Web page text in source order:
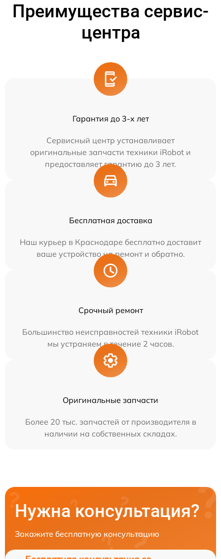
Преимущества сервис-
центра
Гарантия до 3-х лет
Сервисный центр устанавливает
оригинальные запчасти техники iRobot и
предоставляет гарантию до 3 лет.
Бесплатная доставка
Наш курьер в Краснодаре бесплатно доставит
ваше устройство на ремонт и обратно.
Срочный ремонт
Большинство неисправностей техники iRobot
мы устраняем в течение 2 часов.
Оригинальные запчасти
Более 20 тыс. запчастей от производителя в
наличии на собственных складах.
Нужна консультация?
Закажите бесплатную консультацию